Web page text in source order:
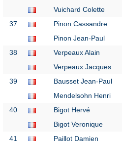
Vuichard Colette
37
Pinon Cassandre
Pinon Jean-Paul
38
Verpeaux Alain
Verpeaux Jacques
39
Bausset Jean-Paul
Mendelsohn Henri
40
Bigot Hervé
Bigot Veronique
41
Paillot Damien